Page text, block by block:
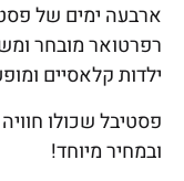
ארבעה ימים של
רפרטואר מובחר
ילדות קלאסיים
פסטיבל שכולו
ובמחיר מיוחד!